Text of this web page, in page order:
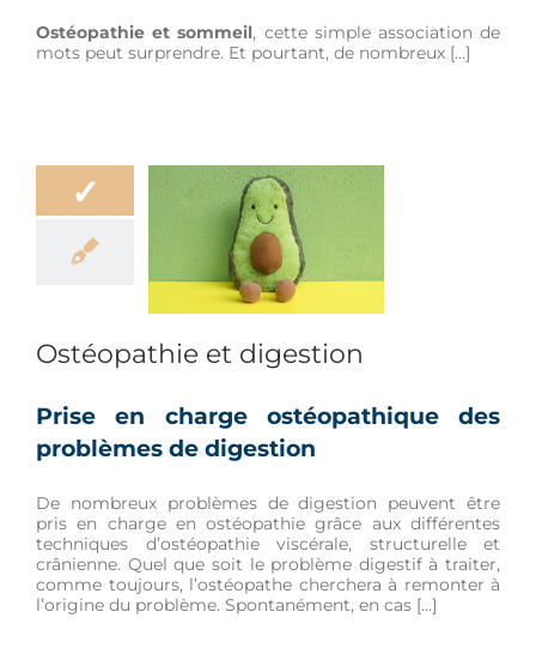
Ostéopathie et sommeil, cette simple association de
mots peut surprendre. Et pourtant, de nombreux […]
✓
Ostéopathie et digestion
Prise en charge ostéopathique des
problèmes de digestion
De nombreux problèmes de digestion peuvent être
pris en charge en ostéopathie grâce aux différentes
techniques d’ostéopathie viscérale, structurelle et
crânienne. Quel que soit le problème digestif à traiter,
comme toujours, l’ostéopathe cherchera à remonter à
l’origine du problème. Spontanément, en cas […]